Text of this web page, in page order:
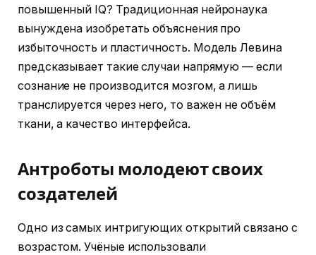
повышенный IQ? Традиционная нейронаука
вынуждена изобретать объяснения про
избыточность и пластичность. Модель Левина
предсказывает такие случаи напрямую — если
сознание не производится мозгом, а лишь
транслируется через него, то важен не объём
ткани, а качество интерфейса.
Антроботы молодеют своих
создателей
Одно из самых интригующих открытий связано с
возрастом. Учёные использовали